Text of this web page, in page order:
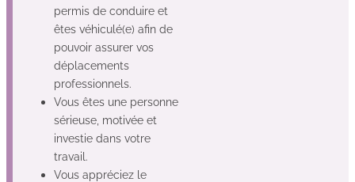
permis de conduire et
êtes véhiculé(e) afin de
pouvoir assurer vos
déplacements
professionnels.
Vous êtes une personne
sérieuse, motivée et
investie dans votre
travail.
Vous appréciez le